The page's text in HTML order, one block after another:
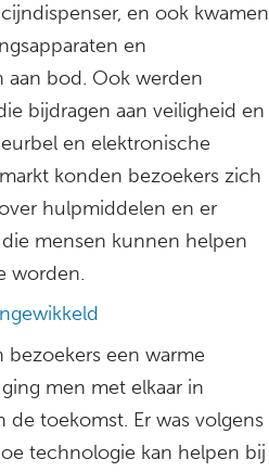
en ook kwamen
en
aan bod. Ook werden
bijdragen aan veiligheid en
en elektronische
konden bezoekers zich
hulpmiddelen en er
mensen kunnen helpen
worden.
bezoekers een warme
men met elkaar in
de toekomst. Er was volgens
technologie kan helpen bij